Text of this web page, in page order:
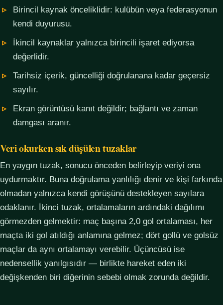
Birincil kaynak önceliklidir: kulübün veya federasyonun
kendi duyurusu.
İkincil kaynaklar yalnızca birincili işaret ediyorsa
değerlidir.
Tarihsiz içerik, güncelliği doğrulanana kadar geçersiz
sayılır.
Ekran görüntüsü kanıt değildir; bağlantı ve zaman
damgası aranır.
Veri okurken sık düşülen tuzaklar
En yaygın tuzak, sonucu önceden belirleyip veriyi ona
uydurmaktır. Buna doğrulama yanlılığı denir ve kişi farkında
olmadan yalnızca kendi görüşünü destekleyen sayılara
odaklanır. İkinci tuzak, ortalamaların ardındaki dağılımı
görmezden gelmektir: maç başına 2,0 gol ortalaması, her
maçta iki gol atıldığı anlamına gelmez; dört gollü ve golsüz
maçlar da aynı ortalamayı verebilir. Üçüncüsü ise
nedensellik yanılgısıdır — birlikte hareket eden iki
değişkenden biri diğerinin sebebi olmak zorunda değildir.